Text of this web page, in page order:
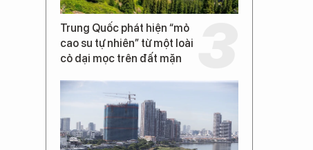
Trung Quốc phát hiện “mỏ
cao su tự nhiên” từ một loài
cỏ dại mọc trên đất mặn